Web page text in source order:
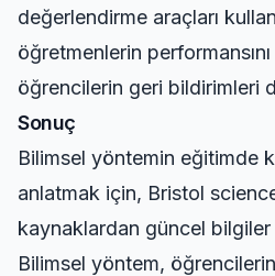
değerlendirme araçları
öğretmenlerin
öğrencilerin geri bildirimleri
Sonuç
Bilimsel yöntemin eğitimde
anlatmak için, Bristol
kaynaklardan güncel
Bilimsel yöntem,